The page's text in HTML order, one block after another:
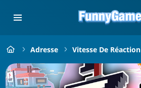
Adresse Vitesse De Réaction